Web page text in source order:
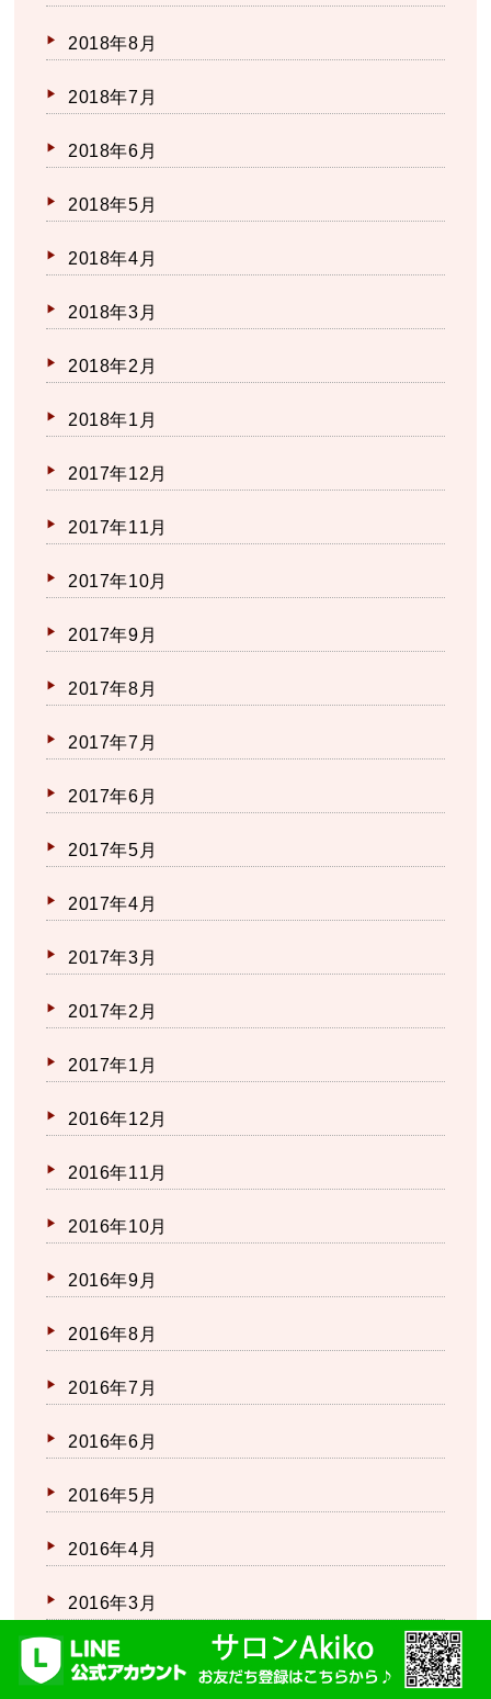
2018年8月
2018年7月
2018年6月
2018年5月
2018年4月
2018年3月
2018年2月
2018年1月
2017年12月
2017年11月
2017年10月
2017年9月
2017年8月
2017年7月
2017年6月
2017年5月
2017年4月
2017年3月
2017年2月
2017年1月
2016年12月
2016年11月
2016年10月
2016年9月
2016年8月
2016年7月
2016年6月
2016年5月
2016年4月
2016年3月
2016年2月